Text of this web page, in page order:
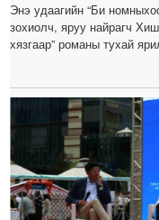
Энэ удаагийн “Би
зохиолч, яруу найрагч
хязгаар” романы тухай